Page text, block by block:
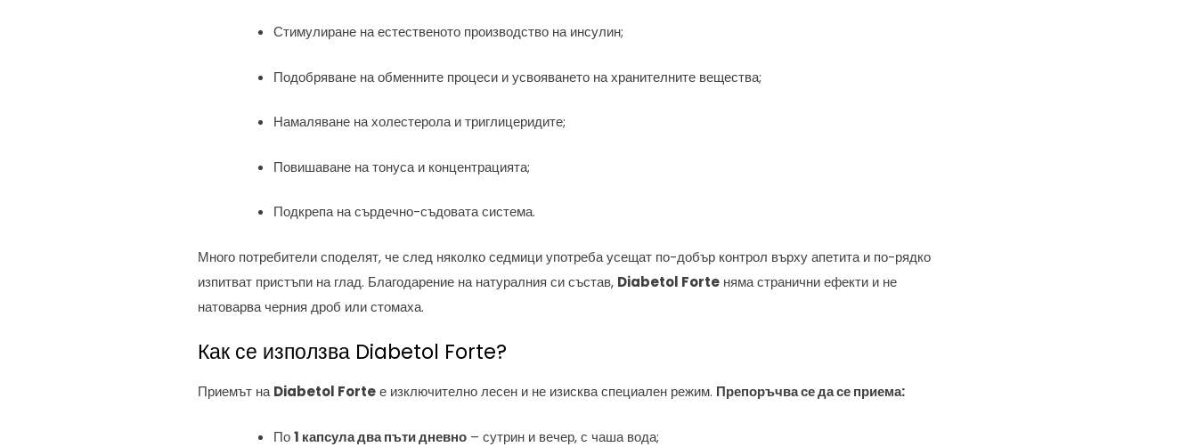
Стимулиране на естественото производство на инсулин;
Подобряване на обменните процеси и усвояването на хранителните вещества;
Намаляване на холестерола и триглицеридите;
Повишаване на тонуса и концентрацията;
Подкрепа на сърдечно-съдовата система.
Много потребители споделят, че след няколко седмици употреба усещат по-добър контрол върху апетита и по-рядко
изпитват пристъпи на глад. Благодарение на натуралния си състав, Diabetol Forte няма странични ефекти и не
натоварва черния дроб или стомаха.
Как се използва Diabetol Forte?
Приемът наDiabetol Forteе изключително лесен и не изисква специален режим. Препоръчва се да се приема:
По1 капсула два пъти дневно – сутрин и вечер, с чаша вода;